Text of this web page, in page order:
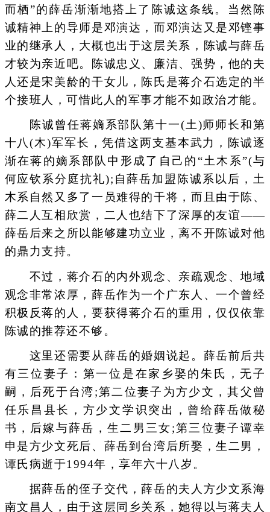
而栖”的薛岳渐渐地搭上了陈诚这条线。当然陈
诚精神上的导师是邓演达，而邓演达又是邓铿事
业的继承人，大概也出于这层关系，陈诚与薛岳
才较为亲近吧。陈诚忠义、廉洁、强势，他的夫
人还是宋美龄的干女儿，陈氏是蒋介石选定的半
个接班人，可惜此人的军事才能不如政治才能。
陈诚曾任蒋嫡系部队第十一(土)师师长和第
十八(木)军军长，凭借这两支基本武力，陈诚逐
渐在蒋的嫡系部队中形成了自己的“土木系”(与
何应钦系分庭抗礼);自薛岳加盟陈诚系以后，土
木系自然又多了一员难得的干将，而且由于陈、
薛二人互相欣赏，二人也结下了深厚的友谊——
薛岳后来之所以能够建功立业，离不开陈诚对他
的鼎力支持。
不过，蒋介石的内外观念、亲疏观念、地域
观念非常浓厚，薛岳作为一个广东人、一个曾经
积极反蒋的人，要获得蒋介石的重用，仅仅依靠
陈诚的推荐还不够。
这里还需要从薛岳的婚姻说起。薛岳前后共
有三位妻子：第一位是在家乡娶的朱氏，无子
嗣，后死于台湾;第二位妻子为方少文，其父曾
任乐昌县长，方少文学识突出，曾给薛岳做秘
书，后嫁与薛岳，生二男三女;第三位妻子谭幸
申是方少文死后、薛岳到台湾后所娶，生二男，
谭氏病逝于1994年，享年六十八岁。
据薛岳的侄子交代，薛岳的夫人方少文系海
南文昌人，由于这层同乡关系，她得以与蒋夫人